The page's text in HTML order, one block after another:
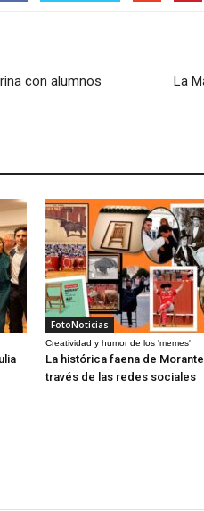
con alumnos
La
FotoNoticias
Creatividad y humor de los 'memes'
La histórica faena de
través de las redes sociales